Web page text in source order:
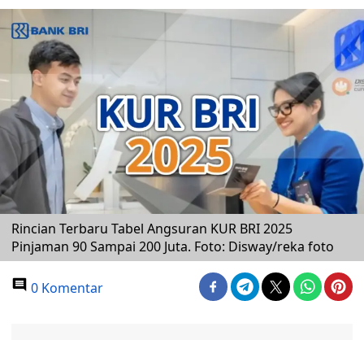
Rincian Terbaru Tabel Angsuran KUR BRI 2025
Pinjaman 90 Sampai 200 Juta. Foto: Disway/reka foto
0 Komentar